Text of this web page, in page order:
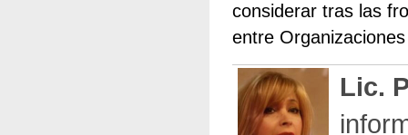
considerar tras las
entre
Lic.